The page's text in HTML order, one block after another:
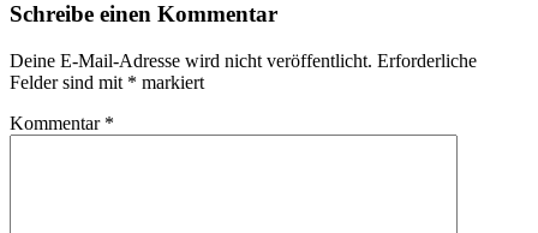
Schreibe einen Kommentar
Deine E-Mail-Adresse wird nicht veröffentlicht. Erforderliche
Felder sind mit * markiert
Kommentar *